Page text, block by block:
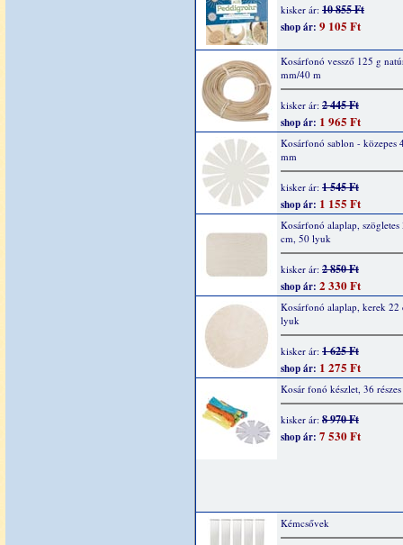
kisker ár: 10 855 Ft
shop ár: 9 105 Ft
Kosárfonó vessző 125 g
mm/40 m
kisker ár: 2 445 Ft
shop ár: 1 965 Ft
Kosárfonó sablon - közepes
mm
kisker ár: 1 545 Ft
shop ár: 1 155 Ft
Kosárfonó alaplap,
cm, 50 lyuk
kisker ár: 2 850 Ft
shop ár: 2 330 Ft
Kosárfonó alaplap, kerek 22
lyuk
kisker ár: 1 625 Ft
shop ár: 1 275 Ft
Kosár fonó készlet, 36 részes
kisker ár: 8 970 Ft
shop ár: 7 530 Ft
Kémcsővek